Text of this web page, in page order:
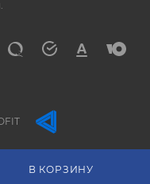
В КОРЗИНУ